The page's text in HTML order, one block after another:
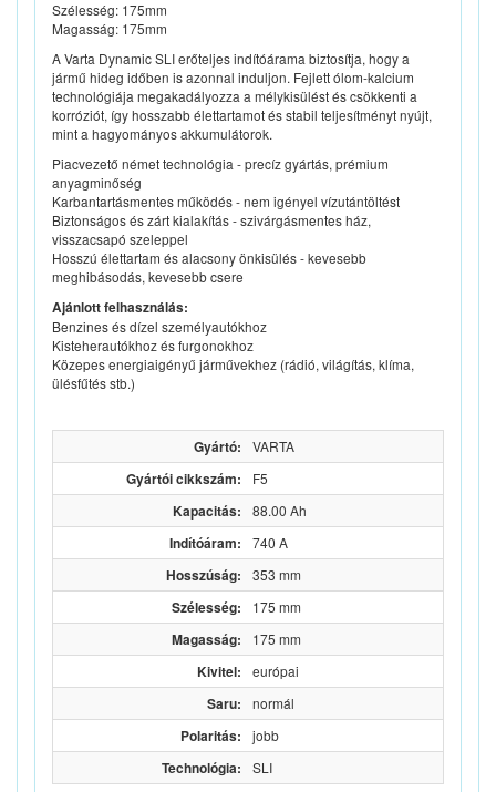
Szélesség: 175mm
Magasság: 175mm
A Varta Dynamic SLI erőteljes indítóárama biztosítja, hogy a
jármű hideg időben is azonnal induljon. Fejlett ólom-kalcium
technológiája megakadályozza a mélykisülést és csökkenti a
korróziót, így hosszabb élettartamot és stabil teljesítményt nyújt,
mint a hagyományos akkumulátorok.
Piacvezető német technológia - precíz gyártás, prémium
anyagminőség
Karbantartásmentes működés - nem igényel vízutántöltést
Biztonságos és zárt kialakítás - szivárgásmentes ház,
visszacsapó szeleppel
Hosszú élettartam és alacsony önkisülés - kevesebb
meghibásodás, kevesebb csere
Ajánlott felhasználás:
Benzines és dízel személyautókhoz
Kisteherautókhoz és furgonokhoz
Közepes energiaigényű járművekhez (rádió, világítás, klíma,
ülésfűtés stb.)
Gyártó: VARTA
Gyártói cikkszám: F5
Kapacitás: 88.00 Ah
Indítóáram: 740 A
Hosszúság: 353 mm
Szélesség: 175 mm
Magasság: 175 mm
Kivitel: európai
Saru: normál
Polaritás: jobb
Technológia: SLI